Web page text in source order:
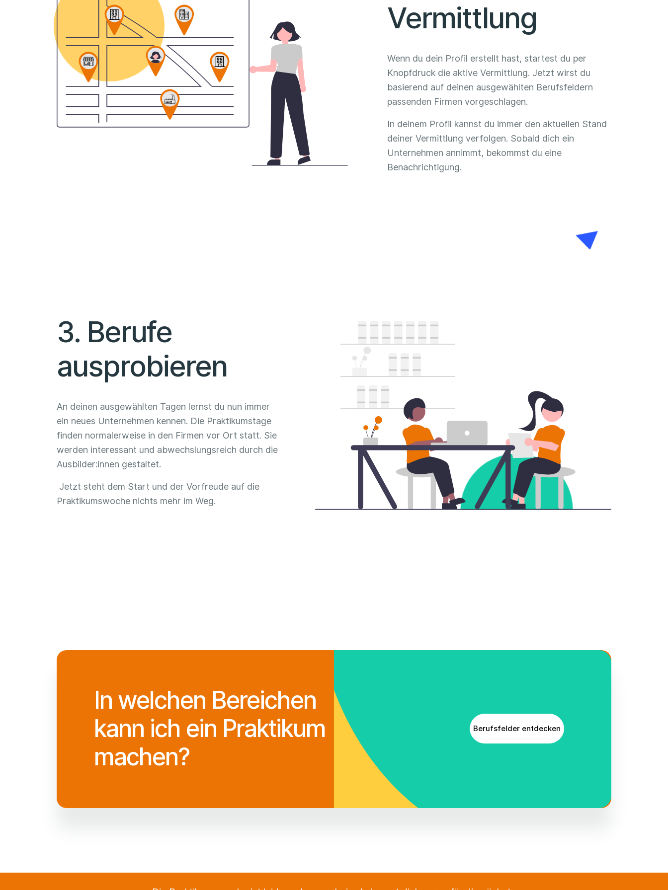
Vermittlung
Wenn du dein Profil erstellt hast, startest du per
Knopfdruck die aktive Vermittlung. Jetzt wirst du
basierend auf deinen ausgewählten Berufsfeldern
passenden Firmen vorgeschlagen.
In deinem Profil kannst du immer den aktuellen Stand
deiner Vermittlung verfolgen. Sobald dich ein
Unternehmen annimmt, bekommst du eine
Benachrichtigung.
3. Berufe
ausprobieren
An deinen ausgewählten Tagen lernst du nun immer
ein neues Unternehmen kennen. Die Praktikumstage
finden normalerweise in den Firmen vor Ort statt. Sie
werden interessant und abwechslungsreich durch die
Ausbilder:innen gestaltet.
Jetzt steht dem Start und der Vorfreude auf die
Praktikumswoche nichts mehr im Weg.
In welchen Bereichen
kann ich ein Praktikum
machen?
Berufsfelder entdecken